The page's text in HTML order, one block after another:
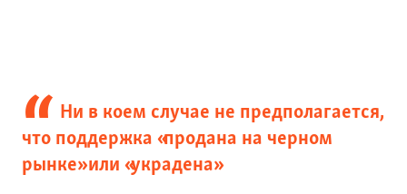
Ни в коем случае не предполагается,
что поддержка «продана на черном
рынке» или «украдена»